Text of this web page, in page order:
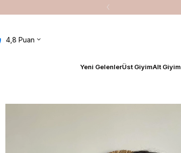
4,8 Puan
Yeni GelenlerÜst GiyimAlt Giyim